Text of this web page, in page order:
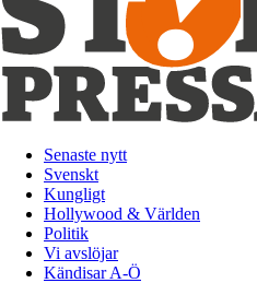
Senaste nytt
Svenskt
Kungligt
Hollywood & Världen
Politik
Vi avslöjar
Kändisar A-Ö